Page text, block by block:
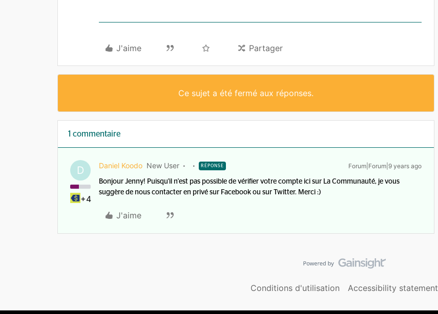
J'aime Partager
Ce sujet a été fermé aux réponses.
1 commentaire
D
+4
Daniel Koodo New User RÉPONSE Forum|Forum|9 years ago
Bonjour Jenny! Puisqu'il n'est pas possible de vérifier votre compte ici sur La Communauté, je vous
suggère de nous contacter en privé sur Facebook ou sur Twitter. Merci :)
J'aime
Conditions d'utilisation Accessibility statement